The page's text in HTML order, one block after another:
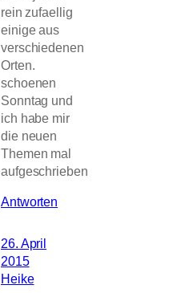
rein zufaellig
einige aus
verschiedenen
Orten.
schoenen
Sonntag und
ich habe mir
die neuen
Themen mal
aufgeschrieben
Antworten
26. April
2015
Heike